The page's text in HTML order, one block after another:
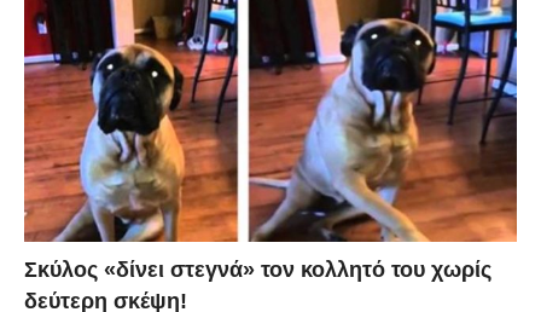
Σκύλος «δίνει στεγνά» τον κολλητό του χωρίς
δεύτερη σκέψη!